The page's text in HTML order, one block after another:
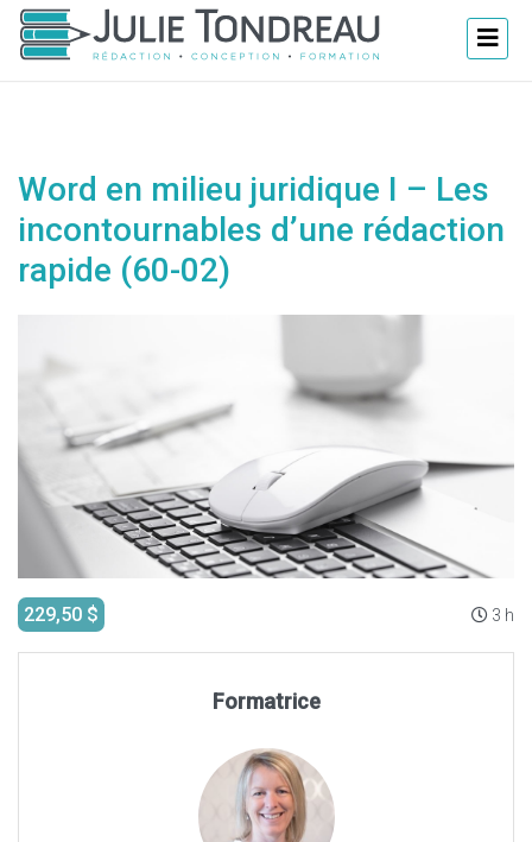
Word en milieu juridique I – Les
incontournables d’une rédaction
rapide (60-02)
3 h
229,50 $
Formatrice